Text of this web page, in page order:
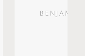
BENJAMIN